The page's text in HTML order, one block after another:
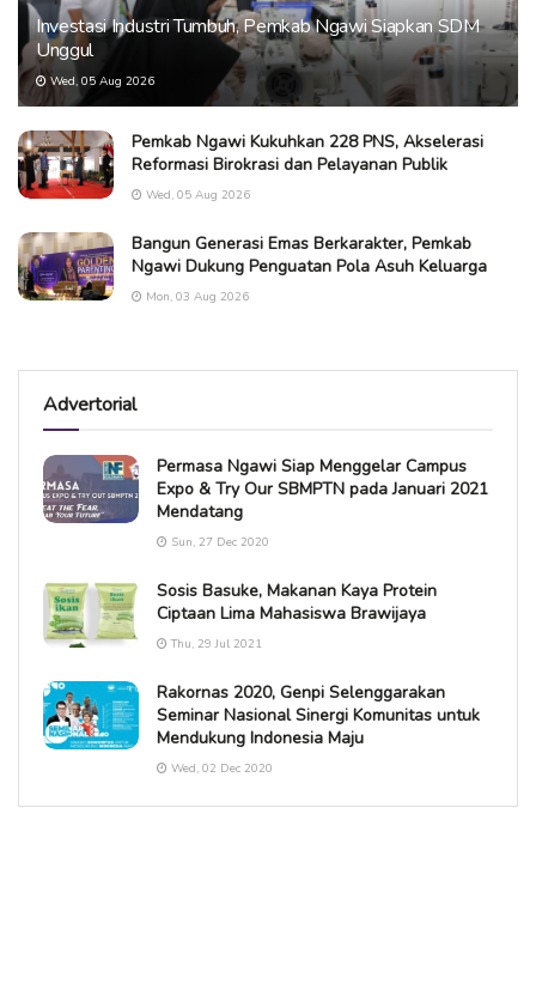
Investasi Industri Tumbuh, Pemkab Ngawi Siapkan SDM
Unggul
Wed, 05 Aug 2026
Pemkab Ngawi Kukuhkan 228 PNS, Akselerasi
Reformasi Birokrasi dan Pelayanan Publik
Wed, 05 Aug 2026
Bangun Generasi Emas Berkarakter, Pemkab
Ngawi Dukung Penguatan Pola Asuh Keluarga
Mon, 03 Aug 2026
Advertorial
Permasa Ngawi Siap Menggelar Campus
Expo & Try Our SBMPTN pada Januari 2021
Mendatang
Sun, 27 Dec 2020
Sosis Basuke, Makanan Kaya Protein
Ciptaan Lima Mahasiswa Brawijaya
Thu, 29 Jul 2021
Rakornas 2020, Genpi Selenggarakan
Seminar Nasional Sinergi Komunitas untuk
Mendukung Indonesia Maju
Wed, 02 Dec 2020